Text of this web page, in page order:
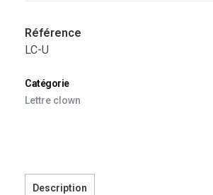
Référence
LC-U
Catégorie
Lettre clown
Description